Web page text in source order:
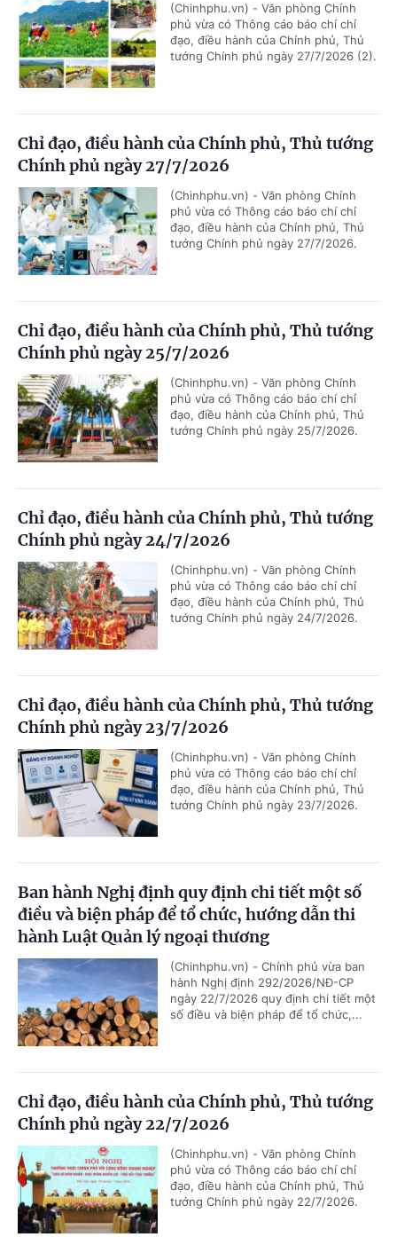
(Chinhphu.vn) - Văn phòng Chính
phủ vừa có Thông cáo báo chí chỉ
đạo, điều hành của Chính phủ, Thủ
tướng Chính phủ ngày 27/7/2026 (2).
Chỉ đạo, điều hành của Chính phủ, Thủ tướng
Chính phủ ngày 27/7/2026
(Chinhphu.vn) - Văn phòng Chính
phủ vừa có Thông cáo báo chí chỉ
đạo, điều hành của Chính phủ, Thủ
tướng Chính phủ ngày 27/7/2026.
Chỉ đạo, điều hành của Chính phủ, Thủ tướng
Chính phủ ngày 25/7/2026
(Chinhphu.vn) - Văn phòng Chính
phủ vừa có Thông cáo báo chí chỉ
đạo, điều hành của Chính phủ, Thủ
tướng Chính phủ ngày 25/7/2026.
Chỉ đạo, điều hành của Chính phủ, Thủ tướng
Chính phủ ngày 24/7/2026
(Chinhphu.vn) - Văn phòng Chính
phủ vừa có Thông cáo báo chí chỉ
đạo, điều hành của Chính phủ, Thủ
tướng Chính phủ ngày 24/7/2026.
Chỉ đạo, điều hành của Chính phủ, Thủ tướng
Chính phủ ngày 23/7/2026
(Chinhphu.vn) - Văn phòng Chính
phủ vừa có Thông cáo báo chí chỉ
đạo, điều hành của Chính phủ, Thủ
tướng Chính phủ ngày 23/7/2026.
Ban hành Nghị định quy định chi tiết một số
điều và biện pháp để tổ chức, hướng dẫn thi
hành Luật Quản lý ngoại thương
(Chinhphu.vn) - Chính phủ vừa ban
hành Nghị định 292/2026/NĐ-CP
ngày 22/7/2026 quy định chi tiết một
số điều và biện pháp để tổ chức,...
Chỉ đạo, điều hành của Chính phủ, Thủ tướng
Chính phủ ngày 22/7/2026
(Chinhphu.vn) - Văn phòng Chính
phủ vừa có Thông cáo báo chí chỉ
đạo, điều hành của Chính phủ, Thủ
tướng Chính phủ ngày 22/7/2026.